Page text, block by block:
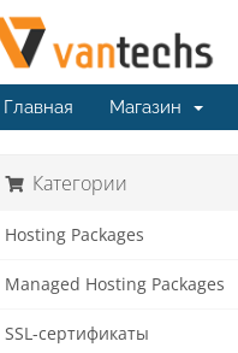
Главная Магазин
Категории
Hosting Packages
Managed Hosting Packages
SSL-сертификаты